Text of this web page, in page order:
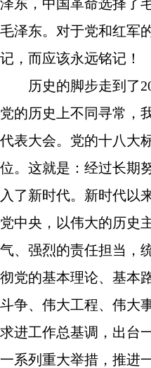
泽东，中国革命选择了
毛泽东。对于党和红军
记，而应该永远铭记！
历史的脚步走到了
党的历史上不同寻常，
代表大会。党的十八大
位。这就是：经过长期
入了新时代。新时代以
党中央，以伟大的历史
气、强烈的责任担当，
彻党的基本理论、基本
斗争、伟大工程、伟大
求进工作总基调，出台
一系列重大举措，推进